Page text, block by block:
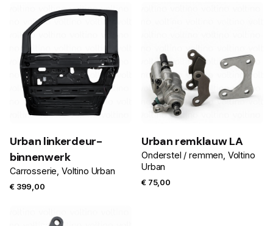
Urban linkerdeur-
binnenwerk
Carrosserie Voltino Urban
€399,00
Urban remklauw LA
Onderstel / remmen Voltino
Urban
€75,00